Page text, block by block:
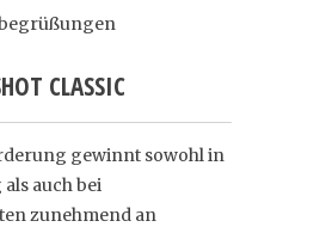
CLASSIC
gewinnt sowohl in
auch bei
zunehmend an